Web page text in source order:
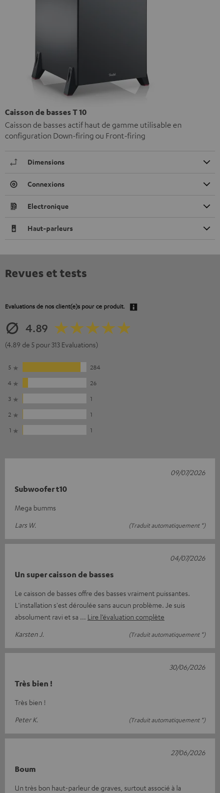
Caisson de basses T 10
Caisson de basses actif haut de gamme utilisable en
configuration Down-firing ou Front-firing
Dimensions
Connexions
Electronique
Haut-parleurs
Revues et tests
Evaluations de nos client(e)s pour ce produit.
4.89
(4.89 de 5 pour 313 Evaluations)
5
284
4
26
3
1
2
1
1
1
Subwoofer t10
Mega bumms
Lars W.
(Traduit automatiquement *)
09/07/2026
Un super caisson de basses
Le caisson de basses offre des basses vraiment puissantes.
L'installation s'est déroulée sans aucun problème. Je suis
absolument ravi et sa
Lire l’évaluation complète
Karsten J.
(Traduit automatiquement *)
04/07/2026
Très bien !
Très bien !
Peter K.
(Traduit automatiquement *)
30/06/2026
Boum
Un très bon haut-parleur de graves, surtout associé à la
27/06/2026